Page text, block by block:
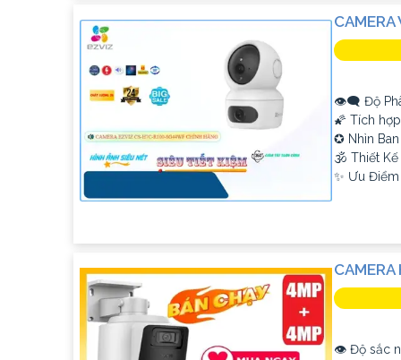
👁️‍🗨 Độ
🌠 Tích
✪ Nhìn
🕉️ Thiết Kế
️✨ Ưu Điểm
👁 Độ sắc